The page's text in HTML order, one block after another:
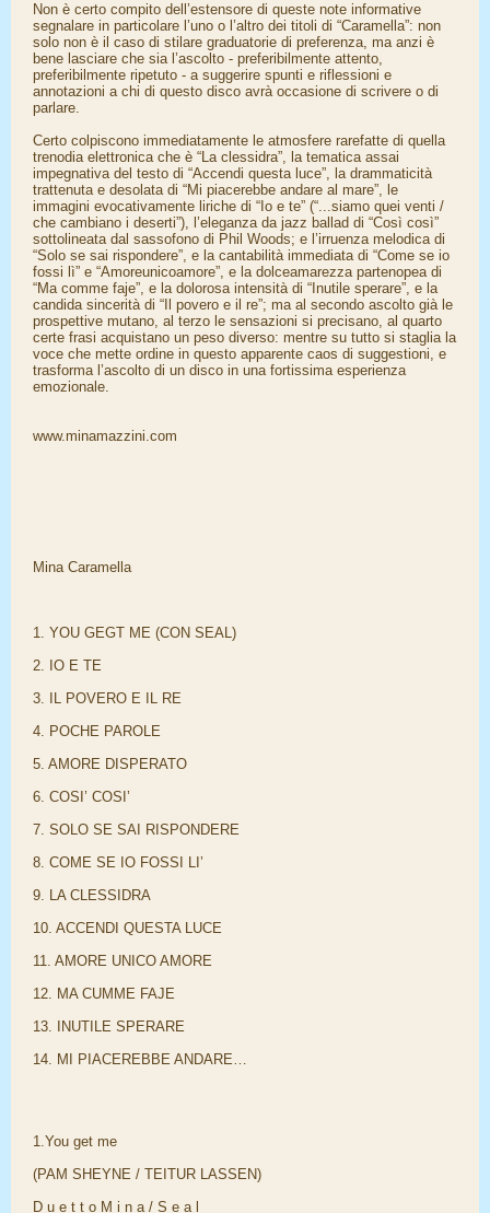
Non è certo compito dell’estensore di queste note informative
segnalare in particolare l’uno o l’altro dei titoli di “Caramella”: non
solo non è il caso di stilare graduatorie di preferenza, ma anzi è
bene lasciare che sia l’ascolto - preferibilmente attento,
preferibilmente ripetuto - a suggerire spunti e riflessioni e
annotazioni a chi di questo disco avrà occasione di scrivere o di
parlare.
Certo colpiscono immediatamente le atmosfere rarefatte di quella
trenodia elettronica che è “La clessidra”, la tematica assai
impegnativa del testo di “Accendi questa luce”, la drammaticità
trattenuta e desolata di “Mi piacerebbe andare al mare”, le
immagini evocativamente liriche di “Io e te” (“...siamo quei venti /
che cambiano i deserti”), l’eleganza da jazz ballad di “Così così”
sottolineata dal sassofono di Phil Woods; e l’irruenza melodica di
“Solo se sai rispondere”, e la cantabilità immediata di “Come se io
fossi lì” e “Amoreunicoamore”, e la dolceamarezza partenopea di
“Ma comme faje”, e la dolorosa intensità di “Inutile sperare”, e la
candida sincerità di “Il povero e il re”; ma al secondo ascolto già le
prospettive mutano, al terzo le sensazioni si precisano, al quarto
certe frasi acquistano un peso diverso: mentre su tutto si staglia la
voce che mette ordine in questo apparente caos di suggestioni, e
trasforma l’ascolto di un disco in una fortissima esperienza
emozionale.
www.minamazzini.com
Mina Caramella
1. YOU GEGT ME (CON SEAL)
2. IO E TE
3. IL POVERO E IL RE
4. POCHE PAROLE
5. AMORE DISPERATO
6. COSI’ COSI’
7. SOLO SE SAI RISPONDERE
8. COME SE IO FOSSI LI’
9. LA CLESSIDRA
10. ACCENDI QUESTA LUCE
11. AMORE UNICO AMORE
12. MA CUMME FAJE
13. INUTILE SPERARE
14. MI PIACEREBBE ANDARE…
1.You get me
(PAM SHEYNE / TEITUR LASSEN)
D u e t t o M i n a / S e a l